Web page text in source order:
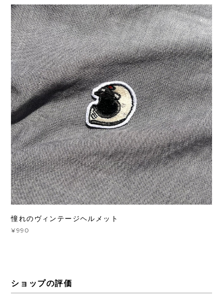
憧れのヴィンテージヘルメット
¥990
ショップの評価